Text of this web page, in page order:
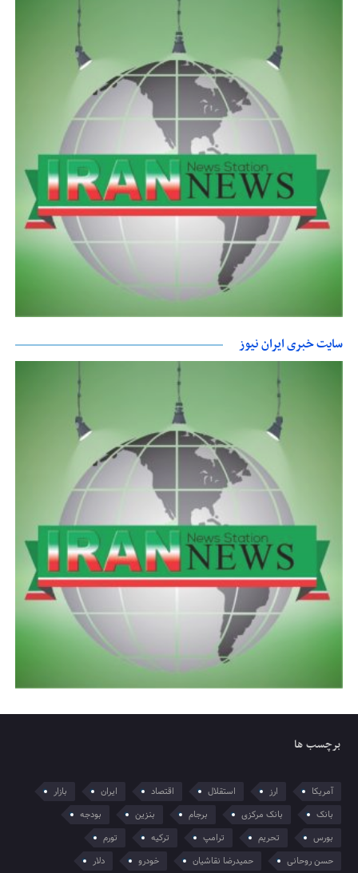
سایت خبری ایران نیوز
برچسب ها
آمریکا ارز استقلال اقتصاد ایران
بازار
بانک
بانک مرکزی برجام بنزین
بودجه
بورس
تحریم ترامپ ترکیه
تورم
حسن روحانی
حمیدرضا نقاشیان خودرو دلار